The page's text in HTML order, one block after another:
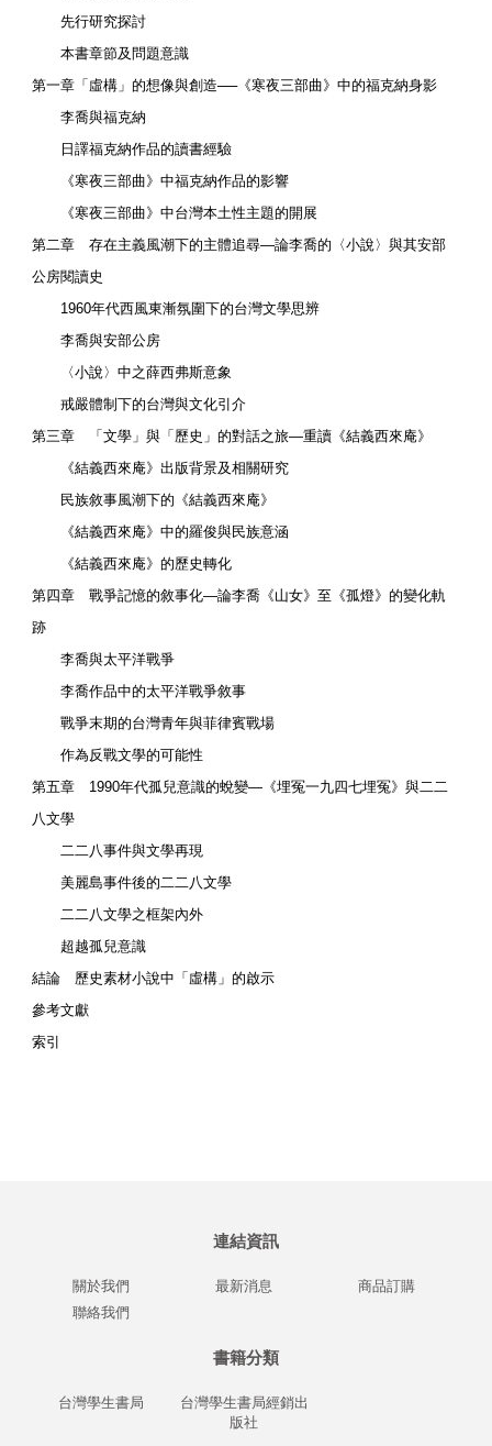
先行研究探討
本書章節及問題意識
第一章「虛構」的想像與創造──《寒夜三部曲》中的福克納身影
李喬與福克納
日譯福克納作品的讀書經驗
《寒夜三部曲》中福克納作品的影響
《寒夜三部曲》中台灣本土性主題的開展
第二章 存在主義風潮下的主體追尋―論李喬的〈小說〉與其安部
公房閱讀史
1960年代西風東漸氛圍下的台灣文學思辨
李喬與安部公房
〈小說〉中之薛西弗斯意象
戒嚴體制下的台灣與文化引介
第三章 「文學」與「歷史」的對話之旅―重讀《結義西來庵》
《結義西來庵》出版背景及相關研究
民族敘事風潮下的《結義西來庵》
《結義西來庵》中的羅俊與民族意涵
《結義西來庵》的歷史轉化
第四章 戰爭記憶的敘事化―論李喬《山女》至《孤燈》的變化軌
跡
李喬與太平洋戰爭
李喬作品中的太平洋戰爭敘事
戰爭末期的台灣青年與菲律賓戰場
作為反戰文學的可能性
第五章 1990年代孤兒意識的蛻變―《埋冤一九四七埋冤》與二二
八文學
二二八事件與文學再現
美麗島事件後的二二八文學
二二八文學之框架內外
超越孤兒意識
結論 歷史素材小說中「虛構」的啟示
參考文獻
索引
連結資訊
關於我們 最新消息
商品訂購
聯絡我們
書籍分類
台灣學生書局
台灣學生書局經銷出
版社